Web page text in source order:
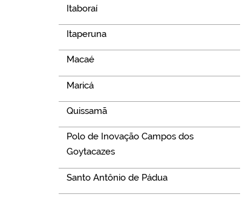
Itaboraí
Itaperuna
Macaé
Maricá
Quissamã
Polo de Inovação Campos dos
Goytacazes
Santo Antônio de Pádua